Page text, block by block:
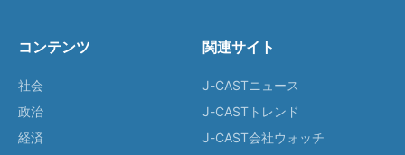
コンテンツ
社会
政治
経済
関連サイト
J-CASTニュース
J-CASTトレンド
J-CAST会社ウォッチ